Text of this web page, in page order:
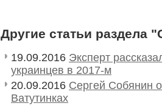
Другие статьи раздела
19.09.2016 Эксперт
украинцев в 2017-м
20.09.2016 Сергей Собянин
Ватутинках